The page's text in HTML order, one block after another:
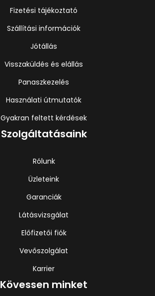
Fizetési tájékoztató
Szállítási információk
Jótállás
Visszaküldés és elállás
Panaszkezelés
Használati útmutatók
Gyakran feltett kérdések
Szolgáltatásaink
Rólunk
Üzleteink
Garanciák
Látásvizsgálat
Előfizetői fiók
Vevőszolgálat
Karrier
Kövessen minket